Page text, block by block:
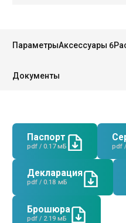
Региональные
Контакты
ПараметрыАксессуары 6
Документы
Паспорт
pdf / 0.17 мБ pdf
Декларация
pdf / 0.18 мБ
Брошюра
pdf / 2.19 мБ